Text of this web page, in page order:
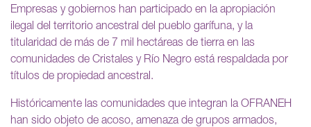
Empresas y gobiernos han participado en la apropiación
ilegal del territorio ancestral del pueblo garífuna, y la
titularidad de más de 7 mil hectáreas de tierra en las
comunidades de Cristales y Río Negro está respaldada por
títulos de propiedad ancestral.
Históricamente las comunidades que integran la OFRANEH
han sido objeto de acoso, amenaza de grupos armados,